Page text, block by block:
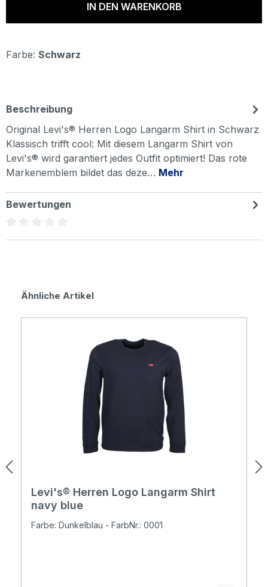
IN DEN WARENKORB
Farbe: Schwarz
Beschreibung
Original Levi's® Herren Logo Langarm Shirt in Schwarz
Klassisch trifft cool: Mit diesem Langarm Shirt von
Levi's® wird garantiert jedes Outfit optimiert! Das rote
Markenemblem bildet das deze… Mehr
Bewertungen
Produktgalerie überspringen
Ähnliche Artikel
Levi's® Herren Logo Langarm Shirt
navy blue
Farbe: Dunkelblau - FarbNr.: 0001